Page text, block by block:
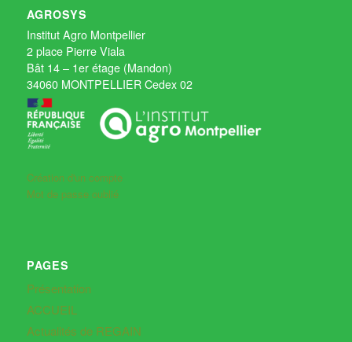
AGROSYS
Institut Agro Montpellier
2 place Pierre Viala
Bât 14 – 1er étage (Mandon)
34060 MONTPELLIER Cedex 02
Création d'un compte
Mot de passe oublié
PAGES
Présentation
ACCUEIL
Actualités de REGAIN